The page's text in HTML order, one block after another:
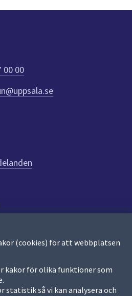
(cookies) för att webbplatsen
kakor för olika funktioner som
statistik så vi kan analysera och
00 00
diarium